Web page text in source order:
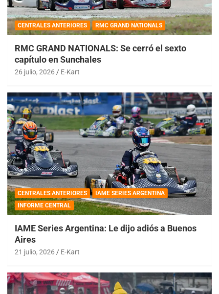
CENTRALES ANTERIORES RMC GRAND NATIONALS
RMC GRAND NATIONALS: Se cerró el sexto
capítulo en Sunchales
26 julio, 2026 E-Kart
CENTRALES ANTERIORES
IAME SERIES ARGENTINA
INFORME CENTRAL
IAME Series Argentina: Le dijo adiós a Buenos
Aires
21 julio, 2026 E-Kart